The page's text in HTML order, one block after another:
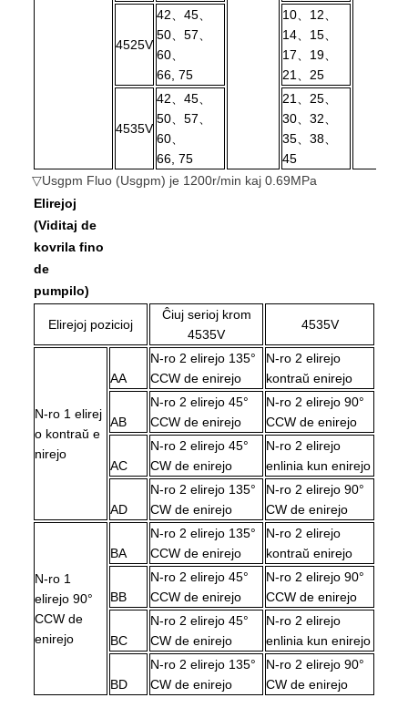
4525V
42、45、
50、57、
60、
66, 75
10、12、
14、15、
17、19、
21、25
4535V
42、45、
50、57、
60、
66, 75
21、25、
30、32、
35、38、
45
▽Usgpm Fluo (Usgpm) je 1200r/min kaj 0.69MPa
Elirejoj
(Viditaj de
kovrila fino
de
pumpilo)
Elirejoj pozicioj
Ĉiuj serioj krom
4535V
4535V
N-ro 1 elirej
o kontraŭ e
nirejo
AA
N-ro 2 elirejo 135°
CCW de enirejo
N-ro 2 elirejo
kontraŭ enirejo
AB
N-ro 2 elirejo 45°
CCW de enirejo
N-ro 2 elirejo 90°
CCW de enirejo
AC
N-ro 2 elirejo 45°
CW de enirejo
N-ro 2 elirejo
enlinia kun enirejo
AD
N-ro 2 elirejo 135°
CW de enirejo
N-ro 2 elirejo 90°
CW de enirejo
N-ro 1
elirejo 90°
CCW de
enirejo
BA
N-ro 2 elirejo 135°
CCW de enirejo
N-ro 2 elirejo
kontraŭ enirejo
BB
N-ro 2 elirejo 45°
CCW de enirejo
N-ro 2 elirejo 90°
CCW de enirejo
BC
N-ro 2 elirejo 45°
CW de enirejo
N-ro 2 elirejo
enlinia kun enirejo
BD
N-ro 2 elirejo 135°
CW de enirejo
N-ro 2 elirejo 90°
CW de enirejo